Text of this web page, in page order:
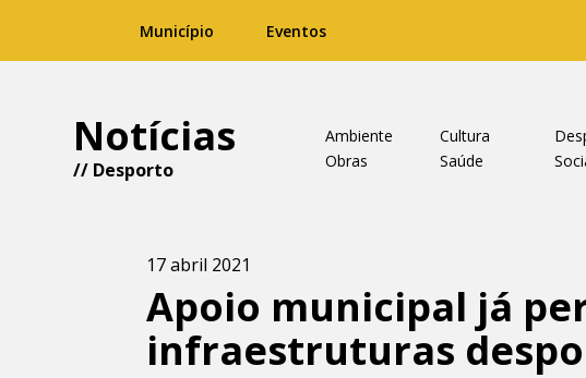
Município Eventos
Notícias
// Desporto
Ambiente Cultura
Obras
Saúde
17 abril 2021
Apoio municipal já
infraestruturas